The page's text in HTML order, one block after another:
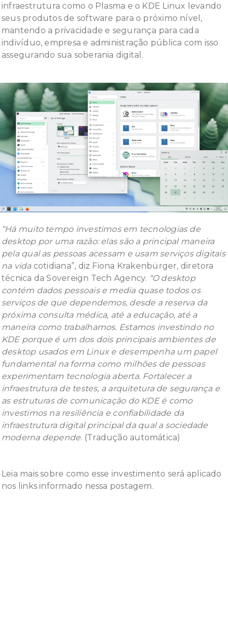
infraestrutura como o Plasma e o KDE Linux levando
seus produtos de software para o próximo nível,
mantendo a privacidade e segurança para cada
indivíduo, empresa e administração pública com isso
assegurando sua soberania digital.
“Há muito tempo investimos em tecnologias de
desktop por uma razão: elas são a principal maneira
pela qual as pessoas acessam e usam serviços digitais
na vidacotidiana”, diz Fiona Krakenbürger, diretora
técnica da Sovereign Tech Agency. “O desktop
contém dados pessoais e media quase todos os
serviços de que dependemos, desde a reserva da
próxima consulta médica, até a educação, até a
maneira como trabalhamos. Estamos investindo no
KDE porque é um dos dois principais ambientes de
desktop usados em Linux e desempenha um papel
fundamental na forma como milhões de pessoas
experimentam tecnologia aberta. Fortalecer a
infraestrutura de testes, a arquitetura de segurança e
as estruturas de comunicação do KDE é como
investimos na resiliência e confiabilidade da
infraestrutura digital principal da qual a sociedade
moderna depende. (Tradução automática)
Leia mais sobre como esse investimento será aplicado
nos links informado nessa postagem.